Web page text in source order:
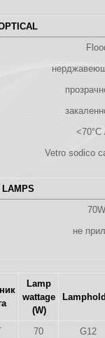
<70°C
Vetro sodico
LAMPS
не
Lamp
wattage
(W)
70 G12